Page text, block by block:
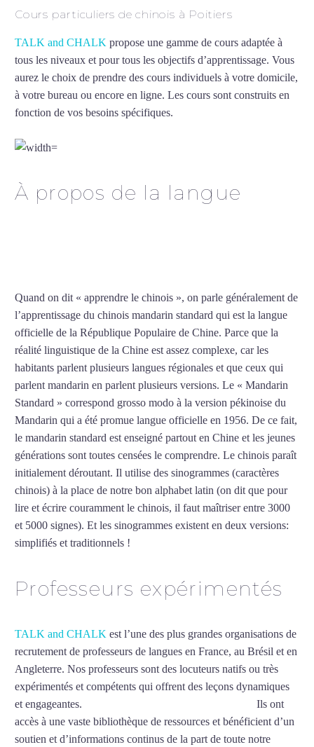
Cours particuliers de chinois à Poitiers
TALK and CHALK propose une gamme de cours adaptée à
tous les niveaux et pour tous les objectifs d’apprentissage. Vous
aurez le choix de prendre des cours individuels à votre domicile,
à votre bureau ou encore en ligne. Les cours sont construits en
fonction de vos besoins spécifiques.
À propos de la langue
Quand on dit « apprendre le chinois », on parle généralement de
l’apprentissage du chinois mandarin standard qui est la langue
officielle de la République Populaire de Chine. Parce que la
réalité linguistique de la Chine est assez complexe, car les
habitants parlent plusieurs langues régionales et que ceux qui
parlent mandarin en parlent plusieurs versions. Le « Mandarin
Standard » correspond grosso modo à la version pékinoise du
Mandarin qui a été promue langue officielle en 1956. De ce fait,
le mandarin standard est enseigné partout en Chine et les jeunes
générations sont toutes censées le comprendre. Le chinois paraît
initialement déroutant. Il utilise des sinogrammes (caractères
chinois) à la place de notre bon alphabet latin (on dit que pour
lire et écrire couramment le chinois, il faut maîtriser entre 3000
et 5000 signes). Et les sinogrammes existent en deux versions:
simplifiés et traditionnels !
Professeurs expérimentés
TALK and CHALK est l’une des plus grandes organisations de
recrutement de professeurs de langues en France, au Brésil et en
Angleterre. Nos professeurs sont des locuteurs natifs ou très
expérimentés et compétents qui offrent des leçons dynamiques
et engageantes.
Ils ont
accès à une vaste bibliothèque de ressources et bénéficient d’un
soutien et d’informations continus de la part de toute notre